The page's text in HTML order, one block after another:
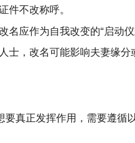
件不改称呼。
改名应作为自我改变的“启动
士，改名可能影响夫妻缘分
要真正发挥作用，需要遵循